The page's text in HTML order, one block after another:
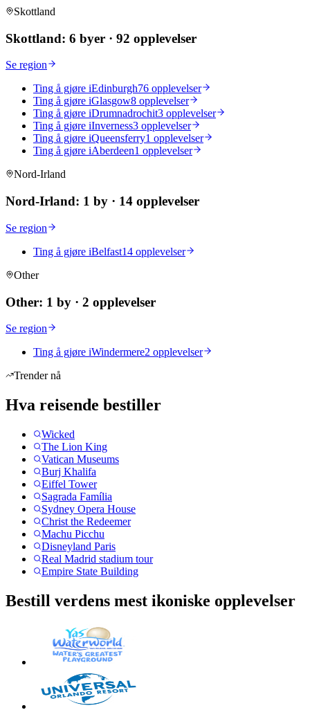
Skottland
Skottland: 6 byer · 92 opplevelser
Se region
Ting å gjøre iEdinburgh76 opplevelser
Ting å gjøre iGlasgow8 opplevelser
Ting å gjøre iDrumnadrochit3 opplevelser
Ting å gjøre iInverness3 opplevelser
Ting å gjøre iQueensferry1 opplevelser
Ting å gjøre iAberdeen1 opplevelser
Nord-Irland
Nord-Irland: 1 by · 14 opplevelser
Se region
Ting å gjøre iBelfast14 opplevelser
Other
Other: 1 by · 2 opplevelser
Se region
Ting å gjøre iWindermere2 opplevelser
Trender nå
Hva reisende bestiller
Wicked
The Lion King
Vatican Museums
Burj Khalifa
Eiffel Tower
Sagrada Família
Sydney Opera House
Christ the Redeemer
Machu Picchu
Disneyland Paris
Real Madrid stadium tour
Empire State Building
Bestill verdens mest ikoniske opplevelser